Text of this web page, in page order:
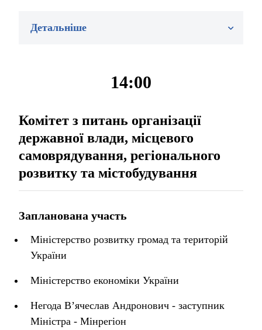
Детальніше
14:00
Комітет з питань організації
державної влади, місцевого
самоврядування, регіонального
розвитку та містобудування
Запланована участь
Міністерство розвитку громад та територій
України
Міністерство економіки України
Негода В’ячеслав Андронович - заступник
Міністра - Мінрегіон